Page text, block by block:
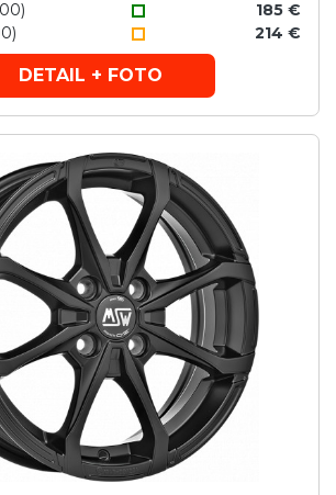
185 €
214 €
DETAIL + FOTO